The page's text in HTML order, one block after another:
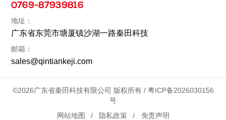
0769-87939816
地址：
广东省东莞市塘厦镇沙湖一路秦田科技
邮箱：
sales@qintiankeji.com
©2026广东省秦田科技有限公司 版权所有 / 粤ICP备2026030156
号
网站地图
隐私政策 免责声明